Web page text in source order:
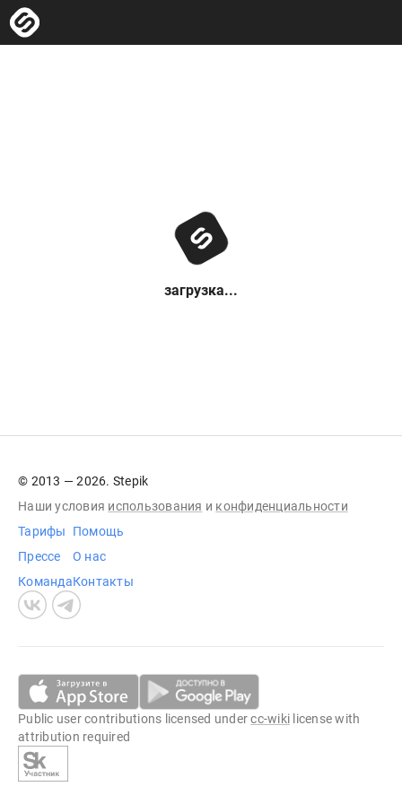
загрузка...
© 2013 — 2026. Stepik
Наши условия использования и конфиденциальности
Тарифы
Прессе
Команда
Помощь
О нас
Контакты
Public user contributions licensed undercc-wiki license with
attribution required